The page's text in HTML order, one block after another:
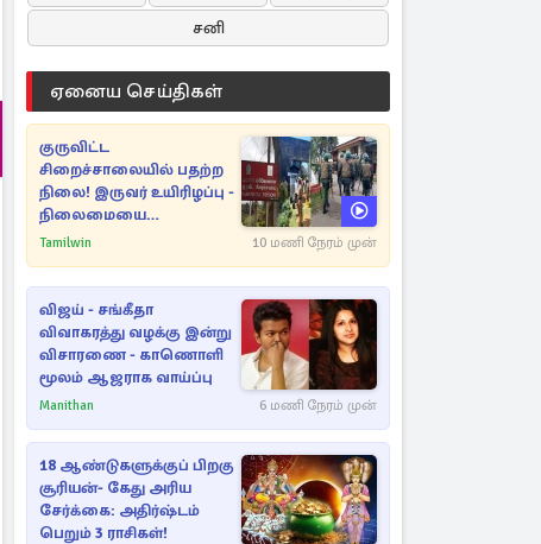
சனி
ஏனைய செய்திகள்
குருவிட்ட
சிறைச்சாலையில் பதற்ற
நிலை! இருவர் உயிரிழப்பு -
நிலைமையை
கட்டுப்படுத்த பொலிஸார்
Tamilwin 10 மணி நேரம் முன்
விஜய் - சங்கீதா
விவாகரத்து வழக்கு இன்று
விசாரணை - காணொளி
மூலம் ஆஜராக வாய்ப்பு
Manithan 6 மணி நேரம் முன்
18 ஆண்டுகளுக்குப் பிறகு
சூரியன்- கேது அரிய
சேர்க்கை: அதிர்ஷ்டம்
பெறும் 3 ராசிகள்!